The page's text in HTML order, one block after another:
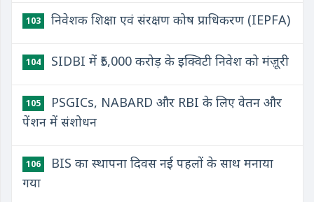
103 निवेशक शिक्षा एवं संरक्षण कोष प्राधिकरण (IEPFA)
104 SIDBI में ₹5,000 करोड़ के इक्विटी निवेश को मंज़ूरी
105
PSGICs, NABARD और RBI के लिए वेतन और
पेंशन में संशोधन
106
BIS का स्थापना दिवस नई पहलों के साथ मनाया
गया